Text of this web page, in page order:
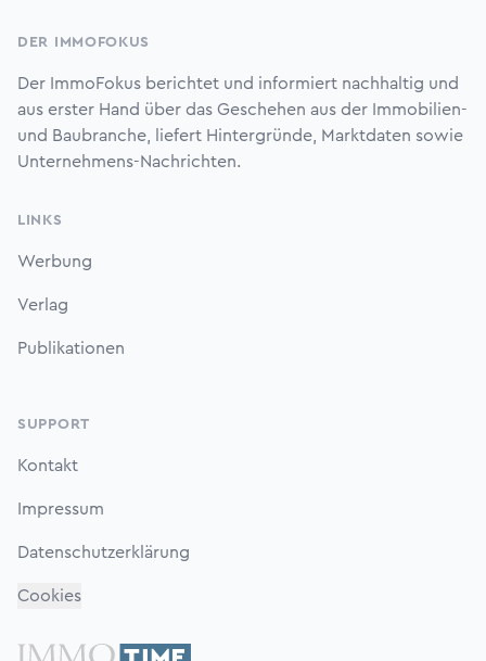
DER IMMOFOKUS
Der ImmoFokus berichtet und informiert nachhaltig und
aus erster Hand über das Geschehen aus der Immobilien-
und Baubranche, liefert Hintergründe, Marktdaten sowie
Unternehmens-Nachrichten.
LINKS
Werbung
Verlag
Publikationen
SUPPORT
Kontakt
Impressum
Datenschutzerklärung
Cookies